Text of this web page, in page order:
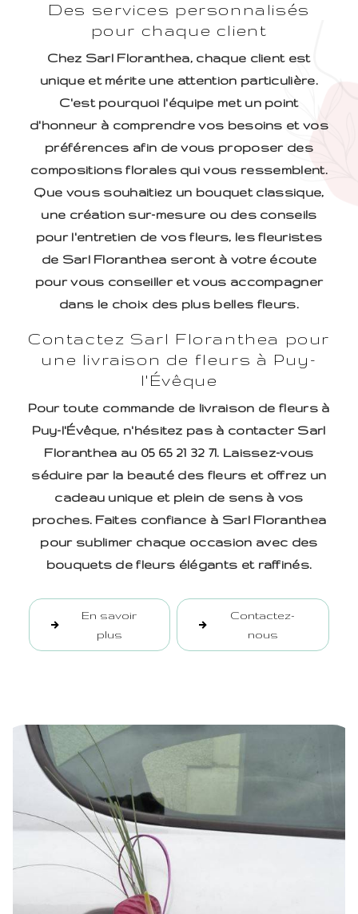
Des services personnalisés
pour chaque client
Chez Sarl Floranthea, chaque client est
unique et mérite une attention particulière.
C'est pourquoi l'équipe met un point
d'honneur à comprendre vos besoins et vos
préférences afin de vous proposer des
compositions florales qui vous ressemblent.
Que vous souhaitiez un bouquet classique,
une création sur-mesure ou des conseils
pour l'entretien de vos fleurs, les fleuristes
de Sarl Floranthea seront à votre écoute
pour vous conseiller et vous accompagner
dans le choix des plus belles fleurs.
Contactez Sarl Floranthea pour
une livraison de fleurs à Puy-
l'Évêque
Pour toute commande de livraison de fleurs à
Puy-l'Évêque, n'hésitez pas à contacter Sarl
Floranthea au 05 65 21 32 71. Laissez-vous
séduire par la beauté des fleurs et offrez un
cadeau unique et plein de sens à vos
proches. Faites confiance à Sarl Floranthea
pour sublimer chaque occasion avec des
bouquets de fleurs élégants et raffinés.
En savoir
plus
Contactez-
nous